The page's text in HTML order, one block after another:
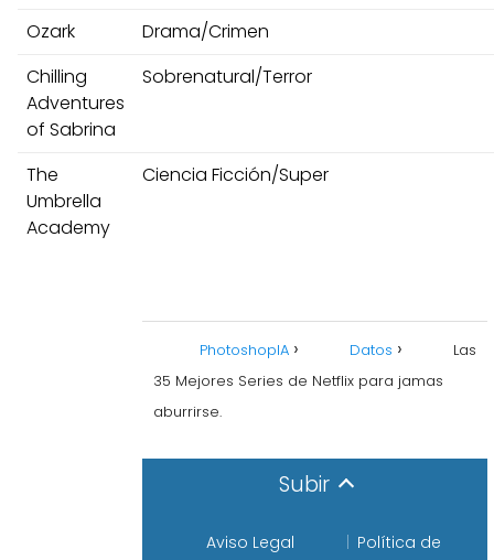
Ozark
Drama/Crimen
Chilling
Adventures
of Sabrina
Sobrenatural/Terror
The
Umbrella
Academy
Ciencia Ficción/Super
PhotoshopIA Datos
Las
35 Mejores Series de Netflix para jamas
aburrirse.
Subir
Aviso Legal
Política de